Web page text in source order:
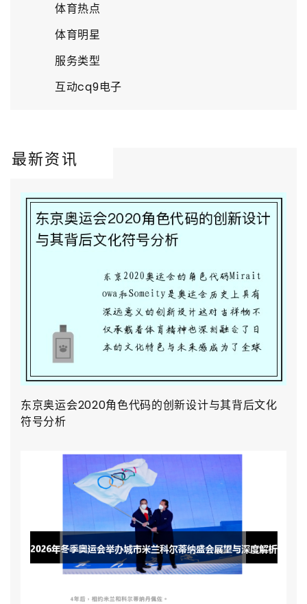
体育热点
体育明星
服务类型
互动cq9电子
最新资讯
东京奥运会2020角色代码的创新设计与其背后文化
符号分析